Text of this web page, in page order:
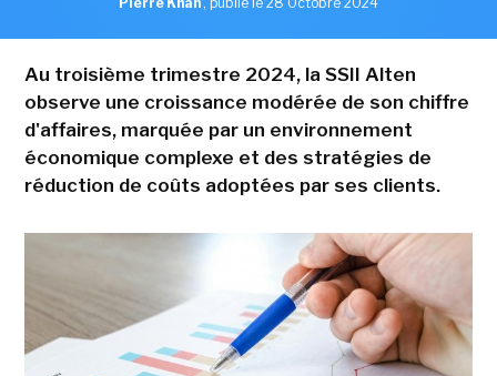
Au troisième trimestre 2024, la SSII Alten
observe une croissance modérée de son chiffre
d'affaires, marquée par un environnement
économique complexe et des stratégies de
réduction de coûts adoptées par ses clients.